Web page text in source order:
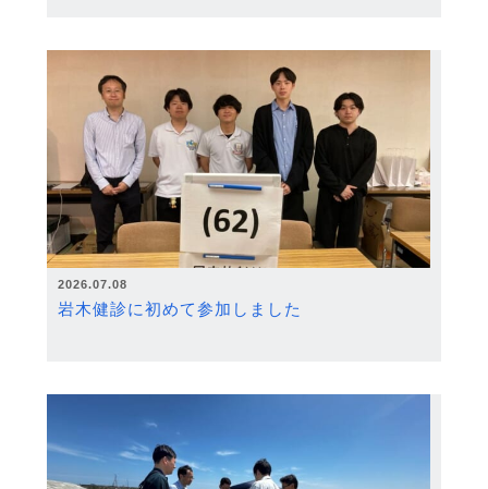
2026.07.08
岩木健診に初めて参加しました